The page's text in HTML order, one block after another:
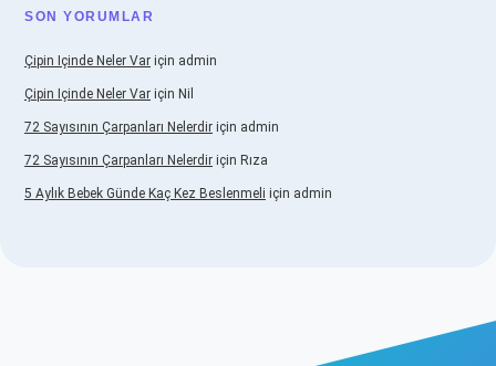
SON YORUMLAR
Çipin Içinde Neler Var için admin
Çipin Içinde Neler Var için Nil
72 Sayısının Çarpanları Nelerdir için admin
72 Sayısının Çarpanları Nelerdir için Rıza
5 Aylık Bebek Günde Kaç Kez Beslenmeli için admin